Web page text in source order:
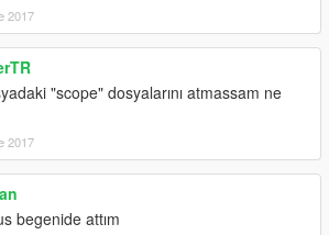
2017
"scope" dosyalarını atmassam ne
2017
begenide attım